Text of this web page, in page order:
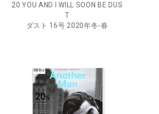
20 YOU AND I WILL SOON BE DUS
T
ダスト 16号 2020年冬-春